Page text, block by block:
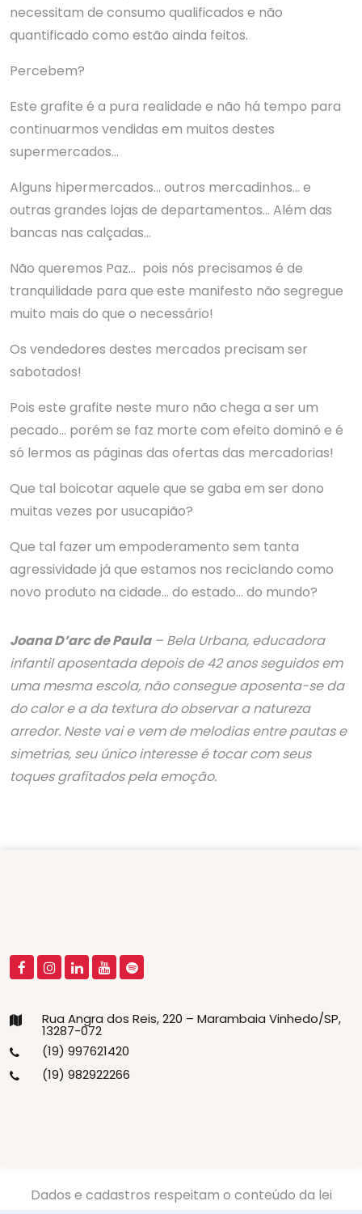
necessitam de consumo qualificados e não
quantificado como estão ainda feitos.
Percebem?
Este grafite é a pura realidade e não há tempo para
continuarmos vendidas em muitos destes
supermercados…
Alguns hipermercados… outros mercadinhos… e
outras grandes lojas de departamentos… Além das
bancas nas calçadas…
Não queremos Paz… pois nós precisamos é de
tranquilidade para que este manifesto não segregue
muito mais do que o necessário!
Os vendedores destes mercados precisam ser
sabotados!
Pois este grafite neste muro não chega a ser um
pecado… porém se faz morte com efeito dominó e é
só lermos as páginas das ofertas das mercadorias!
Que tal boicotar aquele que se gaba em ser dono
muitas vezes por usucapião?
Que tal fazer um empoderamento sem tanta
agressividade já que estamos nos reciclando como
novo produto na cidade… do estado… do mundo?
Joana D’arc de Paula– Bela Urbana, educadora
infantil aposentada depois de 42 anos seguidos em
uma mesma escola, não consegue aposenta-se da
do calor e a da textura do observar a natureza
arredor. Neste vai e vem de melodias entre pautas e
simetrias, seu único interesse é tocar com seus
toques grafitados pela emoção.
Rua Angra dos Reis, 220 – Marambaia Vinhedo/SP,
13287-072
(19) 997621420
(19) 982922266
Dados e cadastros respeitam o conteúdo da lei